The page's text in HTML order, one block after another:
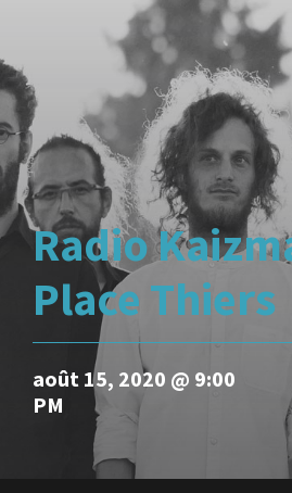
Radio
Place Thiers
août 15, 2020 @ 9:00
PM